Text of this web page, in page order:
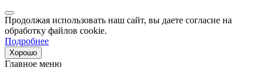
Продолжая использовать наш сайт, вы даете согласие на
обработку файлов cookie.
Подробнее
Хорошо
Главное меню